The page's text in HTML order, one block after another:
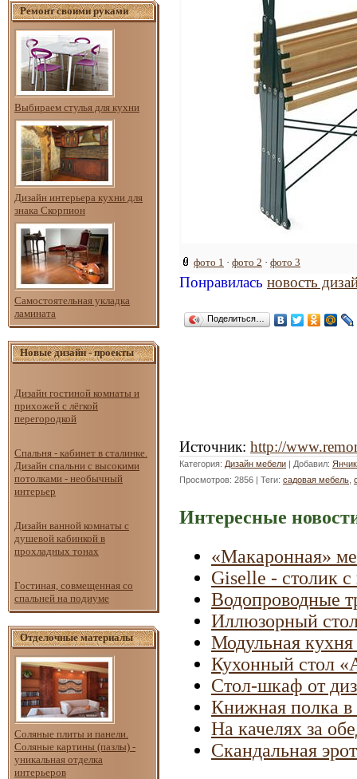
Ремонт своими руками
Выбираем стулья для кухни
Дизайн интерьера кухни для
знака Скорпион
Самостоятельная укладка
ламината
Новые дизайн - проекты
Дизайн гостиной комнаты и
прихожей с лёгкой
перегородкой
Спальня - кабинет в сталинке.
Дизайн спальни с высокими
потолками - необычный
интерьер
Дизайн ванной комнаты с
душевой кабинкой в
прохладных тонах
Гостиная, совмещенная со
спальней на подиуме
Отделочные материалы
Соляные плиты и панели.
Соляные картины (пазлы) -
уникальная отделка
интерьеров
фото 1 · фото 2 · фото 3
Понравилась новость
Поделиться…
Источник: http://
Категория: Дизайн мебели | Добавил: Янчик
Просмотров: 2856 | Теги: садовая мебель
Интересные
«Макаронная»
Giselle - столик
Водопроводные
Иллюзорный
Модульная
Кухонный стол
Стол-шкаф от
Книжная полка в
На качелях за
Скандальная